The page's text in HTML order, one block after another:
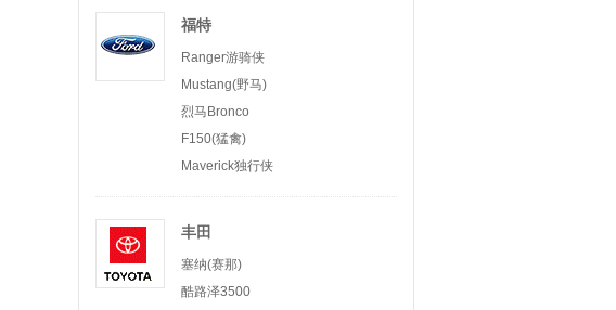
福特
Ranger游骑侠
Mustang(野马)
烈马Bronco
F150(猛禽)
Maverick独行侠
丰田
塞纳(赛那)
酷路泽3500